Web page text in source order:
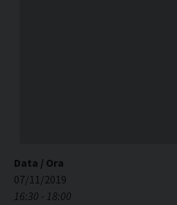
Data / Ora
07/11/2019
16:30 - 18:00